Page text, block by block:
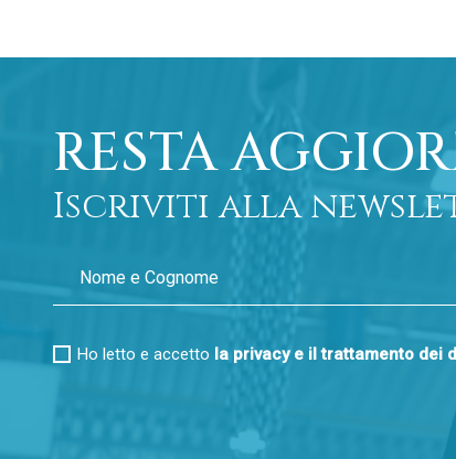
RESTA
Iscriviti alla
Ho letto e accetto la privacy e il trattamento dei